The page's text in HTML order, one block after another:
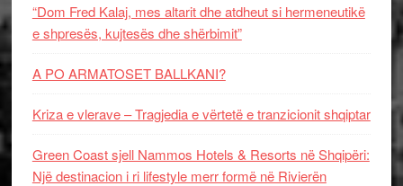
“Dom Fred Kalaj, mes altarit dhe atdheut si hermeneutikë
e shpresës, kujtesës dhe shërbimit”
A PO ARMATOSET BALLKANI?
Kriza e vlerave – Tragjedia e vërtetë e tranzicionit shqiptar
Green Coast sjell Nammos Hotels & Resorts në Shqipëri:
Një destinacion i ri lifestyle merr formë në Rivierën